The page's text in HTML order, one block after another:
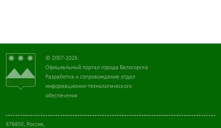
© 2007-2026
Официальный портал города Белогорска
Разработка и сопровождение отдел
информационно-технологического
обеспечения
676850, Россия,